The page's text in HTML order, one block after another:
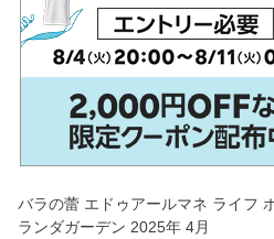
バラの蕾 エドゥアールマネ ライフ
ランダガーデン 2025年 4月